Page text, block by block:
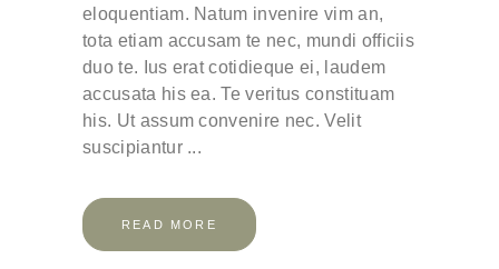
eloquentiam. Natum invenire vim an,
tota etiam accusam te nec, mundi officiis
duo te. Ius erat cotidieque ei, laudem
accusata his ea. Te veritus constituam
his. Ut assum convenire nec. Velit
suscipiantur
READ MORE